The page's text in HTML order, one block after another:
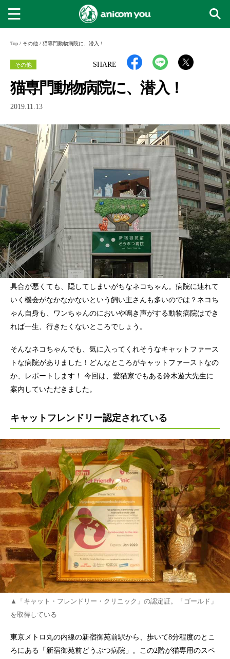
Top / その他 / 猫専門動物病院に、潜入！
SHARE
その他
猫専門動物病院に、潜入！
2019.11.13
具合が悪くても、隠してしまいがちなネコちゃん。病院に連れて
いく機会がなかなかないという飼い主さんも多いのでは？ネコち
ゃん自身も、ワンちゃんのにおいや鳴き声がする動物病院はでき
れば一生、行きたくないところでしょう。
そんなネコちゃんでも、気に入ってくれそうなキャットファース
トな病院がありました！どんなところがキャットファーストなの
か、レポートします！ 今回は、愛猫家でもある鈴木遊大先生に
案内していただきました。
キャットフレンドリー認定されている
▲「キャット・フレンドリー・クリニック」の認定証。「ゴールド」
を取得している
東京メトロ丸の内線の新宿御苑前駅から、歩いて8分程度のとこ
ろにある「新宿御苑前どうぶつ病院」。この2階が猫専用のスペ